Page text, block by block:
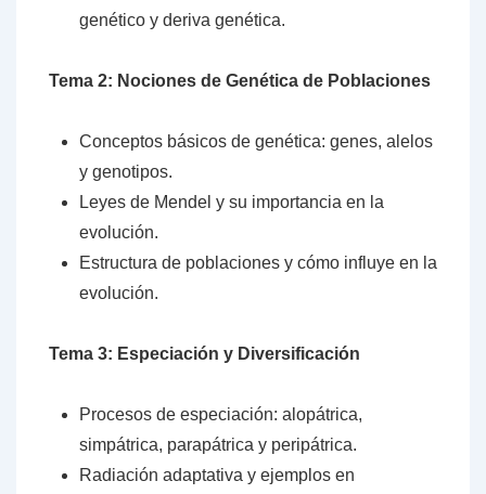
genético y deriva genética.
Tema 2: Nociones de Genética de Poblaciones
Conceptos básicos de genética: genes, alelos
y genotipos.
Leyes de Mendel y su importancia en la
evolución.
Estructura de poblaciones y cómo influye en la
evolución.
Tema 3: Especiación y Diversificación
Procesos de especiación: alopátrica,
simpátrica, parapátrica y peripátrica.
Radiación adaptativa y ejemplos en